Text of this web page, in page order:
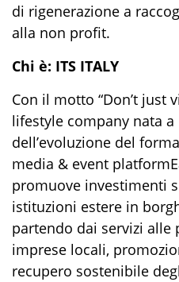
di rigenerazione a
alla non profit.
Chi è: ITS ITALY
Con il motto “Don’t just
lifestyle company nata
dell’evoluzione del
media & event platform
promuove investimenti
istituzioni estere in
partendo dai servizi alle
imprese locali,
recupero sostenibile